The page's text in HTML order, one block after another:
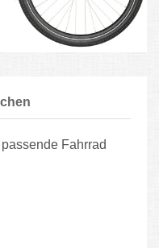
Fahrrad